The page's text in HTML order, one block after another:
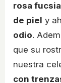
rosa
de piel y
odio.
que su
nuestra
con